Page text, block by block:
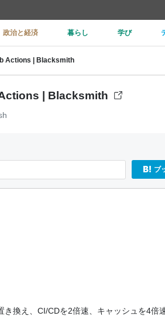
政治と経済 暮らし 学び
Actions | Blacksmith
| Blacksmith
ブ
き換え、CI/CDを2倍速、キャッシュを4倍